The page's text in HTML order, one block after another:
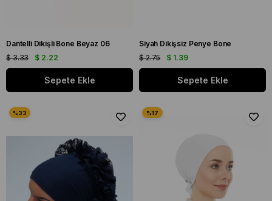
Dantelli Dikişli Bone Beyaz 06
$ 2.22
$ 3.33
Sepete Ekle
Siyah Dikişsiz Penye Bone
$ 1.39
$ 2.75
Sepete Ekle